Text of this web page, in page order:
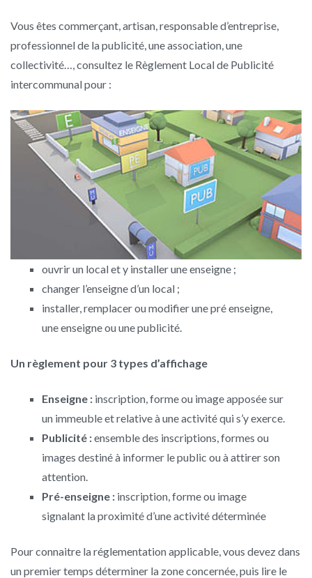
Vous êtes commerçant, artisan, responsable d’entreprise,
professionnel de la publicité, une association, une
collectivité…, consultez le Règlement Local de Publicité
intercommunal pour :
ouvrir un local et y installer une enseigne ;
changer l’enseigne d’un local ;
installer, remplacer ou modifier une pré enseigne,
une enseigne ou une publicité.
Un règlement pour 3 types d’affichage
Enseigne :inscription, forme ou image apposée sur
un immeuble et relative à une activité qui s’y exerce.
Publicité :ensemble des inscriptions, formes ou
images destiné à informer le public ou à attirer son
attention.
Pré-enseigne :inscription, forme ou image
signalant la proximité d’une activité déterminée
Pour connaitre la réglementation applicable, vous devez dans
un premier temps déterminer la zone concernée, puis lire le